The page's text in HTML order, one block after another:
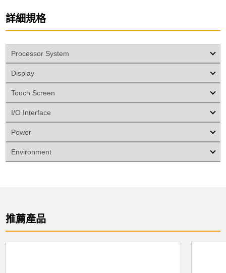
詳細規格
Processor System
Display
Touch Screen
I/O Interface
Power
Environment
推薦產品